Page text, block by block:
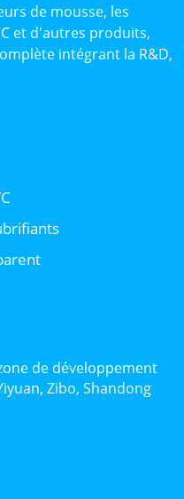
de mousse, les
et d'autres produits,
intégrant la R&D,
de développement
Zibo, Shandong